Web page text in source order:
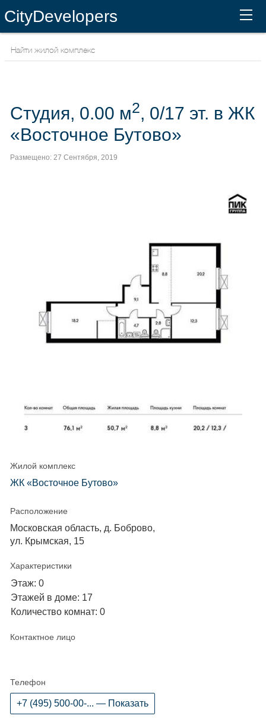
CityDevelopers
Студия, 0.00 м2, 0/17 эт. в ЖК
«Восточное Бутово»
Размещено: 27 Сентября, 2019
Жилой комплекс
ЖК «Восточное Бутово»
Расположение
Московская область, д. Боброво,
ул. Крымская, 15
Характеристики
Этаж: 0
Этажей в доме: 17
Количество комнат: 0
Контактное лицо
Телефон
+7 (495) 500-00-... — Показать